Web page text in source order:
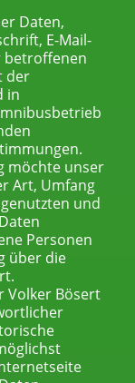
Daten,
E-Mail-
betroffenen
der
in
möchte unser
Art, Umfang
und
Personen
über die
Volker Bösert